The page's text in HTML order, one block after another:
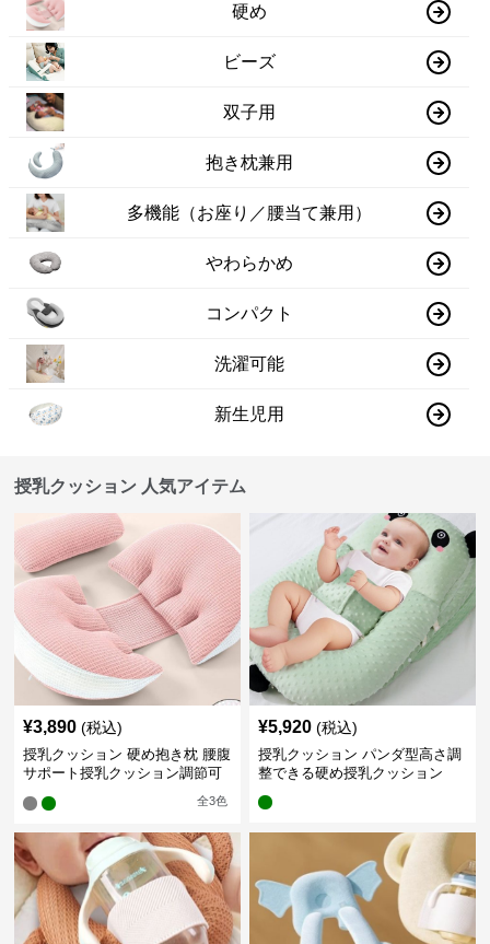
硬め
ビーズ
双子用
抱き枕兼用
多機能（お座り／腰当て兼用）
やわらかめ
コンパクト
洗濯可能
新生児用
授乳クッション 人気アイテム
¥3,890 (税込)
授乳クッション 硬め抱き枕 腰腹
サポート授乳クッション調節可
全3色
¥5,920 (税込)
授乳クッション パンダ型高さ調
整できる硬め授乳クッション